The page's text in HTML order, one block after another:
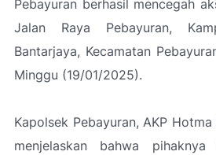
Pebayuran berhasil mencegah
Jalan Raya Pebayuran,
Bantarjaya, Kecamatan
Minggu (19/01/2025).
Kapolsek Pebayuran, AKP
menjelaskan bahwa pihaknya